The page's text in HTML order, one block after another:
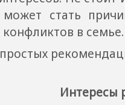
стать
в семье.
Интересы